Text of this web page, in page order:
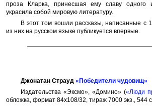
проза Кларка, принесшая ему славу одного
украсила собой мировую литературу.
В этот том вошли рассказы, написанные с
из них на русском языке публикуется впервые.
Джонатан Страуд «Победители чудовищ»
Издательства «Эксмо», «Домино» («Люди
обложка, формат 84x108/32, тираж 7000 экз., 544